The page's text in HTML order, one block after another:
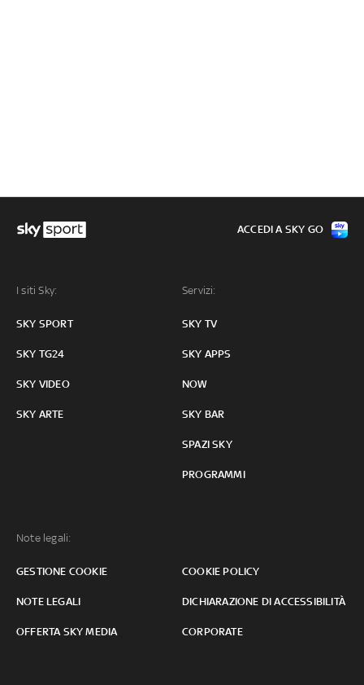
I siti Sky:
SKY SPORT
SKY TG24
SKY VIDEO
SKY ARTE
Servizi:
SKY TV
SKY APPS
NOW
SKY BAR
SPAZI SKY
PROGRAMMI
Note legali:
GESTIONE COOKIE COOKIE POLICY
NOTE LEGALI DICHIARAZIONE DI ACCESSIBILITÀ
OFFERTA SKY MEDIA CORPORATE
ACCEDI A SKY GO